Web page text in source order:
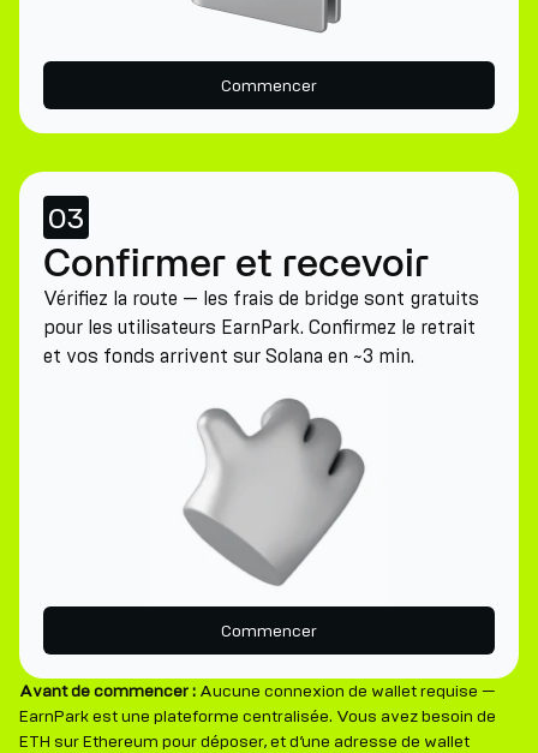
Commencer
03
Confirmer et recevoir
Vérifiez la route — les frais de bridge sont gratuits
pour les utilisateurs EarnPark. Confirmez le retrait
et vos fonds arrivent sur Solana en ~3 min.
Commencer
Avant de commencer : Aucune connexion de wallet requise —
EarnPark est une plateforme centralisée. Vous avez besoin de
ETH sur Ethereum pour déposer, et d’une adresse de wallet